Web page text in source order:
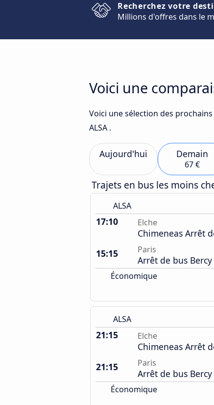
Recherchez votre
Millions d'offres dans le
Voici une
Voici une sélection des
ALSA .
Aujourd'hui Demain
67 €
Trajets en bus les moins
ALSA
17:10 Elche
Chimeneas Arrêt
15:15
Paris
Arrêt de bus Bercy
Économique
ALSA
21:15 Elche
Chimeneas Arrêt
21:15
Paris
Arrêt de bus Bercy
Économique